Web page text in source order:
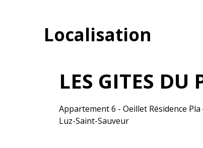
Localisation
LES GITES
Appartement 6 - Oeillet Résidence
Luz-Saint-Sauveur